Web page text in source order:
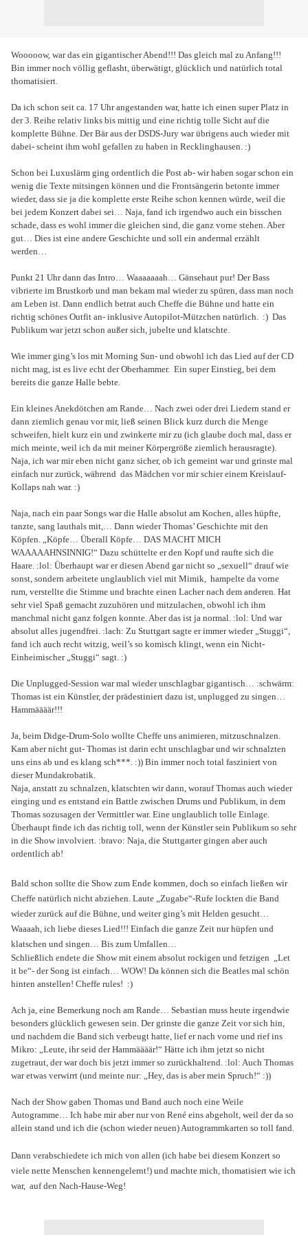
Wooooow, war das ein gigantischer Abend!!! Das gleich mal zu Anfang!!!
Bin immer noch völlig geflasht, überwätigt, glücklich und natürlich total
thomatisiert.
Da ich schon seit ca. 17 Uhr angestanden war, hatte ich einen super Platz in
der 3. Reihe relativ links bis mittig und eine richtig tolle Sicht auf die
komplette Bühne. Der Bär aus der DSDS-Jury war übrigens auch wieder mit
dabei- scheint ihm wohl gefallen zu haben in Recklinghausen. :)
Schon bei Luxuslärm ging ordentlich die Post ab- wir haben sogar schon ein
wenig die Texte mitsingen können und die Frontsängerin betonte immer
wieder, dass sie ja die komplette erste Reihe schon kennen würde, weil die
bei jedem Konzert dabei sei… Naja, fand ich irgendwo auch ein bisschen
schade, dass es wohl immer die gleichen sind, die ganz vorne stehen. Aber
gut… Dies ist eine andere Geschichte und soll ein andermal erzählt
werden…
Punkt 21 Uhr dann das Intro… Waaaaaaah… Gänsehaut pur! Der Bass
vibrierte im Brustkorb und man bekam mal wieder zu spüren, dass man noch
am Leben ist. Dann endlich betrat auch Cheffe die Bühne und hatte ein
richtig schönes Outfit an- inklusive Autopilot-Mützchen natürlich. :) Das
Publikum war jetzt schon außer sich, jubelte und klatschte.
Wie immer ging’s los mit Morning Sun- und obwohl ich das Lied auf der CD
nicht mag, ist es live echt der Oberhammer. Ein super Einstieg, bei dem
bereits die ganze Halle bebte.
Ein kleines Anekdötchen am Rande… Nach zwei oder drei Liedern stand er
dann ziemlich genau vor mir, ließ seinen Blick kurz durch die Menge
schweifen, hielt kurz ein und zwinkerte mir zu (ich glaube doch mal, dass er
mich meinte, weil ich da mit meiner Körpergröße ziemlich herausragte).
Naja, ich war mir eben nicht ganz sicher, ob ich gemeint war und grinste mal
einfach nur zurück, während das Mädchen vor mir schier einem Kreislauf-
Kollaps nah war. :)
Naja, nach ein paar Songs war die Halle absolut am Kochen, alles hüpfte,
tanzte, sang lauthals mit,… Dann wieder Thomas’ Geschichte mit den
Köpfen. „Köpfe… Überall Köpfe… DAS MACHT MICH
WAAAAAHNSINNIG!“ Dazu schüttelte er den Kopf und raufte sich die
Haare. :lol: Überhaupt war er diesen Abend gar nicht so „sexuell“ drauf wie
sonst, sondern arbeitete unglaublich viel mit Mimik, hampelte da vorne
rum, verstellte die Stimme und brachte einen Lacher nach dem anderen. Hat
sehr viel Spaß gemacht zuzuhören und mitzulachen, obwohl ich ihm
manchmal nicht ganz folgen konnte. Aber das ist ja normal. :lol: Und war
absolut alles jugendfrei. :lach: Zu Stuttgart sagte er immer wieder „Stuggi“,
fand ich auch recht witzig, weil’s so komisch klingt, wenn ein Nicht-
Einheimischer „Stuggi“ sagt. :)
Die Unplugged-Session war mal wieder unschlagbar gigantisch… :schwärm:
Thomas ist ein Künstler, der prädestiniert dazu ist, unplugged zu singen…
Hammäääär!!!
Ja, beim Didge-Drum-Solo wollte Cheffe uns animieren, mitzuschnalzen.
Kam aber nicht gut- Thomas ist darin echt unschlagbar und wir schnalzten
uns eins ab und es klang sch***. :)) Bin immer noch total fasziniert von
dieser Mundakrobatik.
Naja, anstatt zu schnalzen, klatschten wir dann, worauf Thomas auch wieder
einging und es entstand ein Battle zwischen Drums und Publikum, in dem
Thomas sozusagen der Vermittler war. Eine unglaublich tolle Einlage.
Überhaupt finde ich das richtig toll, wenn der Künstler sein Publikum so sehr
in die Show involviert. :bravo: Naja, die Stuttgarter gingen aber auch
ordentlich ab!
Bald schon sollte die Show zum Ende kommen, doch so einfach ließen wir
Cheffe natürlich nicht abziehen. Laute „Zugabe“-Rufe lockten die Band
wieder zurück auf die Bühne, und weiter ging’s mit Helden gesucht…
Waaaah, ich liebe dieses Lied!!! Einfach die ganze Zeit nur hüpfen und
klatschen und singen… Bis zum Umfallen…
Schließlich endete die Show mit einem absolut rockigen und fetzigen „Let
it be“- der Song ist einfach… WOW! Da können sich die Beatles mal schön
hinten anstellen! Cheffe rules! :)
Ach ja, eine Bemerkung noch am Rande… Sebastian muss heute irgendwie
besonders glücklich gewesen sein. Der grinste die ganze Zeit vor sich hin,
und nachdem die Band sich verbeugt hatte, lief er nach vorne und rief ins
Mikro: „Leute, ihr seid der Hammäääär!“ Hätte ich ihm jetzt so nicht
zugetraut, der war doch bis jetzt immer so zurückhaltend. :lol: Auch Thomas
war etwas verwirrt (und meinte nur: „Hey, das is aber mein Spruch!“ :))
Nach der Show gaben Thomas und Band auch noch eine Weile
Autogramme… Ich habe mir aber nur von René eins abgeholt, weil der da so
allein stand und ich die (schon wieder neuen) Autogrammkarten so toll fand.
Dann verabschiedete ich mich von allen (ich habe bei diesem Konzert so
viele nette Menschen kennengelernt!) und machte mich, thomatisiert wie ich
war, auf den Nach-Hause-Weg!